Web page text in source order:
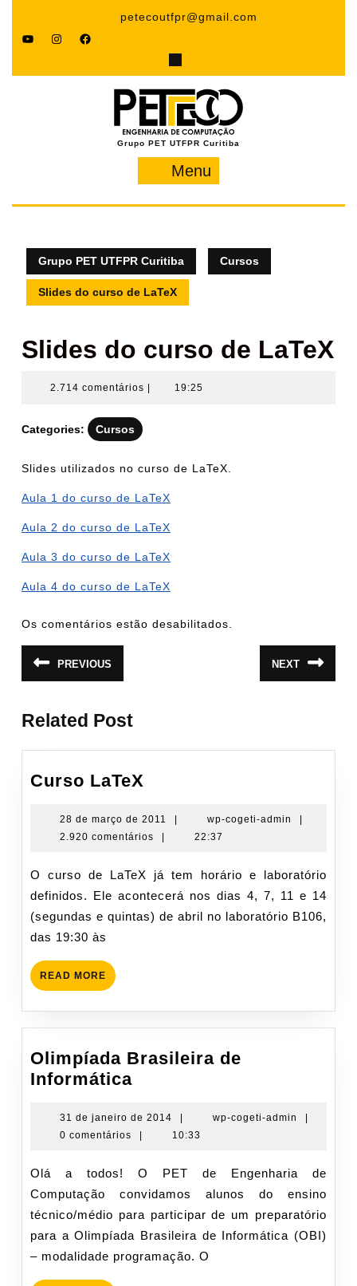
petecoutfpr@gmail.com
YouTubeInstagramFacebook
Grupo PET UTFPR Curitiba
Menu
Grupo PET UTFPR Curitiba Cursos
Slides do curso de LaTeX
Slides do curso de LaTeX
2.714 comentários 19:25
Categories: Cursos
Slides utilizados no curso de LaTeX.
Aula 1 do curso de LaTeX
Aula 2 do curso de LaTeX
Aula 3 do curso de LaTeX
Aula 4 do curso de LaTeX
Os comentários estão desabilitados.
Navegação
de
PREVIOUS
anterior:
NEXT
post:
Related Post
Curso LaTeX
28 de março de 2011
28
de
2011
wp-cogeti-admin
wp-
2.920 comentários
22:37
O curso de LaTeX já tem horário e laboratório
definidos. Ele acontecerá nos dias 4, 7, 11 e 14
(segundas e quintas) de abril no laboratório B106,
das 19:30 às
READ MORE READ
MORE
Olimpíada Brasileira de
Informática
de
Informática
31 de janeiro de 2014
31
de
de
| wp-cogeti-admin
wp-
|
0 comentários
| 10:33
Olá a todos! O PET de Engenharia de
Computação convidamos alunos do ensino
técnico/médio para participar de um preparatório
para a Olimpíada Brasileira de Informática (OBI)
– modalidade programação. O